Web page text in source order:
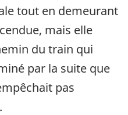
tout en demeurant
mais elle
du train qui
par la suite que
pas